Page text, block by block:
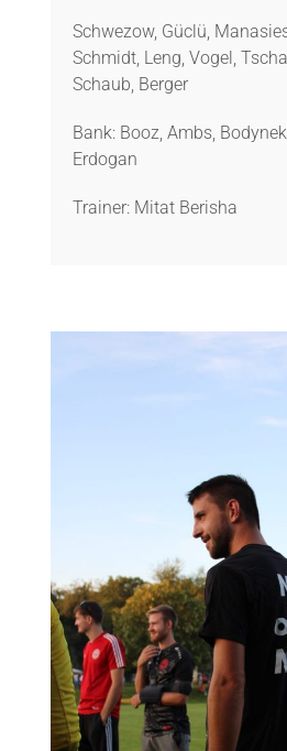
Schwezow, Güclü,
Schmidt, Leng, Vogel,
Schaub, Berger
Bank: Booz, Ambs,
Erdogan
Trainer: Mitat Berisha